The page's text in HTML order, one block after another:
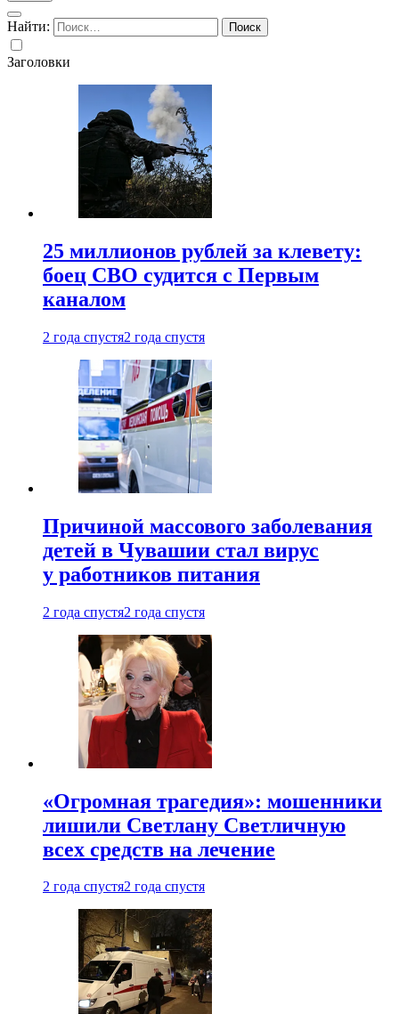
Найти:
Заголовки
25 миллионов рублей за клевету:
боец СВО судится с Первым
каналом
2 года спустя2 года спустя
Причиной массового заболевания
детей в Чувашии стал вирус
у работников питания
2 года спустя2 года спустя
«Огромная трагедия»: мошенники
лишили Светлану Светличную
всех средств на лечение
2 года спустя2 года спустя